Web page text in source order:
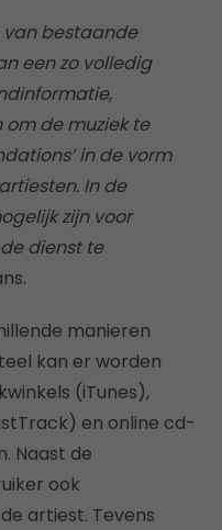
van bestaande
een zo volledig
de muziek te
in de vorm
In de
zijn voor
dienst te
manieren
kan er worden
(iTunes),
en online cd-
Naast de
ook
artiest. Tevens